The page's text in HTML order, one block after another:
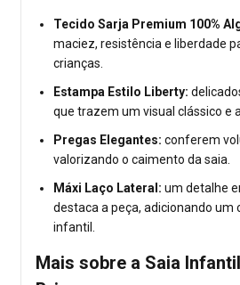
Tecido Sarja Premium 100%
maciez, resistência e liberdade
crianças.
Estampa Estilo Liberty:
que trazem um visual clássico e
Pregas Elegantes: conferem
valorizando o caimento da saia.
Máxi Laço Lateral: um detalhe
destaca a peça, adicionando um
infantil.
Mais sobre a Saia